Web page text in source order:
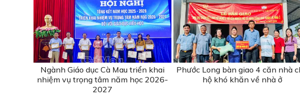
Ngành Giáo dục Cà Mau triển khai
nhiệm vụ trọng tâm năm học 2026-
2027
Phước Long bàn giao 4 căn nhà
hộ khó khăn về nhà ở